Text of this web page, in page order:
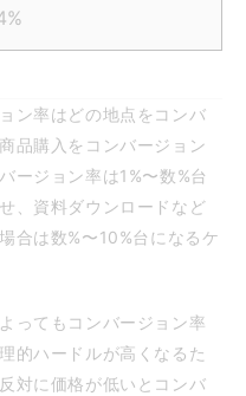
ン率はどの地点をコンバ
品購入をコンバージョン
ージョン率は1%〜数%台
、資料ダウンロードなど
合は数%〜10%台になるケ
ってもコンバージョン率
的ハードルが高くなるた
対に価格が低いとコンバ